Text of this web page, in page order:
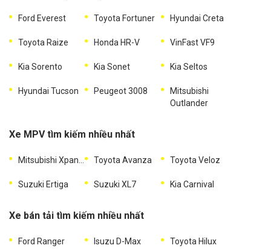
Ford Everest Toyota Fortuner Hyundai Creta
Toyota Raize Honda HR-V VinFast VF9
Kia Sorento Kia Sonet Kia Seltos
Hyundai Tucson Peugeot 3008
Mitsubishi
Outlander
Xe MPV tìm kiếm nhiều nhất
Toyota Avanza Toyota Veloz
Suzuki Ertiga Suzuki XL7 Kia Carnival
Xe bán tải tìm kiếm nhiều nhất
Ford Ranger Isuzu D-Max Toyota Hilux